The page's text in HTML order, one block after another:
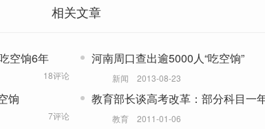
相关文章
空饷6年
18评论
河南周口查出逾5000人“吃空饷”
新闻 2013-08-23
饷
7评论
教育部长谈高考改革：部分科目一
教育 2011-01-06